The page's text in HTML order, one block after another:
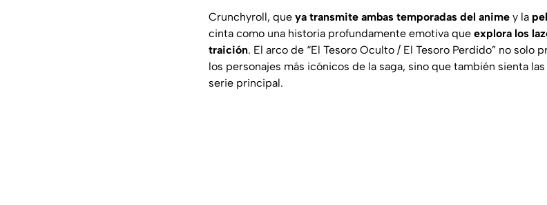
Crunchyroll, que ya transmite ambas temporadas del anime y la
cinta como una historia profundamente emotiva que explora los
traición. El arco de “El Tesoro Oculto / El Tesoro Perdido” no solo
los personajes más icónicos de la saga, sino que también sienta
serie principal.